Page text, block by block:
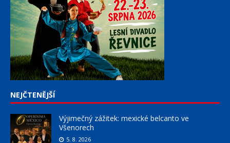
NEJČTENĚJŠÍ
Výjimečný zážitek: mexické belcanto ve
Všenorech
5. 8. 2026